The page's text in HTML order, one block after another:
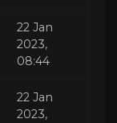
22 Jan
2023,
08:44
22 Jan
2023,